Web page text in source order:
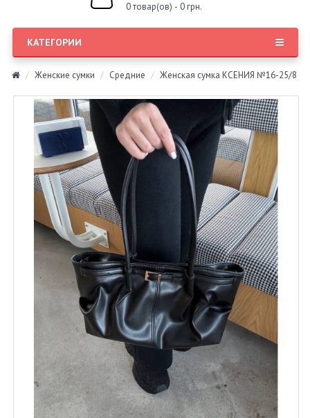
0 товар(ов) - 0 грн.
КАТЕГОРИИ
Женские сумки Средние Женская сумка КСЕНИЯ №16-25/8